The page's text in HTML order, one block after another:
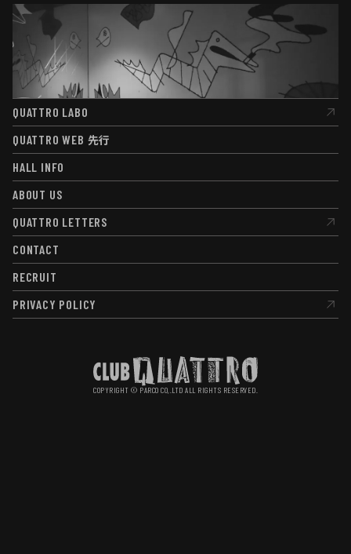
QUATTRO LABO
QUATTRO LABO
QUATTRO WEB 先行
QUATTRO WEB先行
HALL INFO
HALL INFO
ABOUT US
ABOUT US
QUATTRO LETTERS
QUATTRO LETTERS
CONTACT
CONTACT
RECRUIT
RECRUIT
PRIVACY POLICY
PRIVACY POLICY
COPYRIGHT © PARCO CO,.LTD ALL RIGHTS RESERVED.